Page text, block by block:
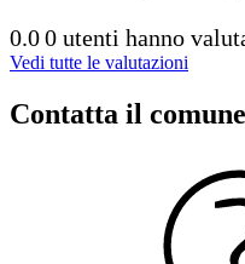
0.00 utenti hanno
Vedi tutte le valutazioni
Contatta il comune